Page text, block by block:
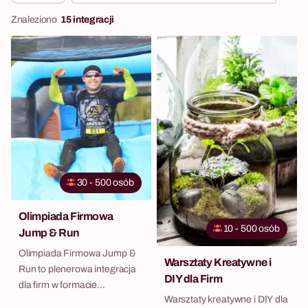
Znaleziono 15 integracji
30 - 500 osób
Olimpiada Firmowa
Jump & Run
Olimpiada Firmowa Jump &
Run to plenerowa integracja
dla firm w formacie
10 - 500 osób
Warsztaty Kreatywne i
DIY dla Firm
Warsztaty kreatywne i DIY dla